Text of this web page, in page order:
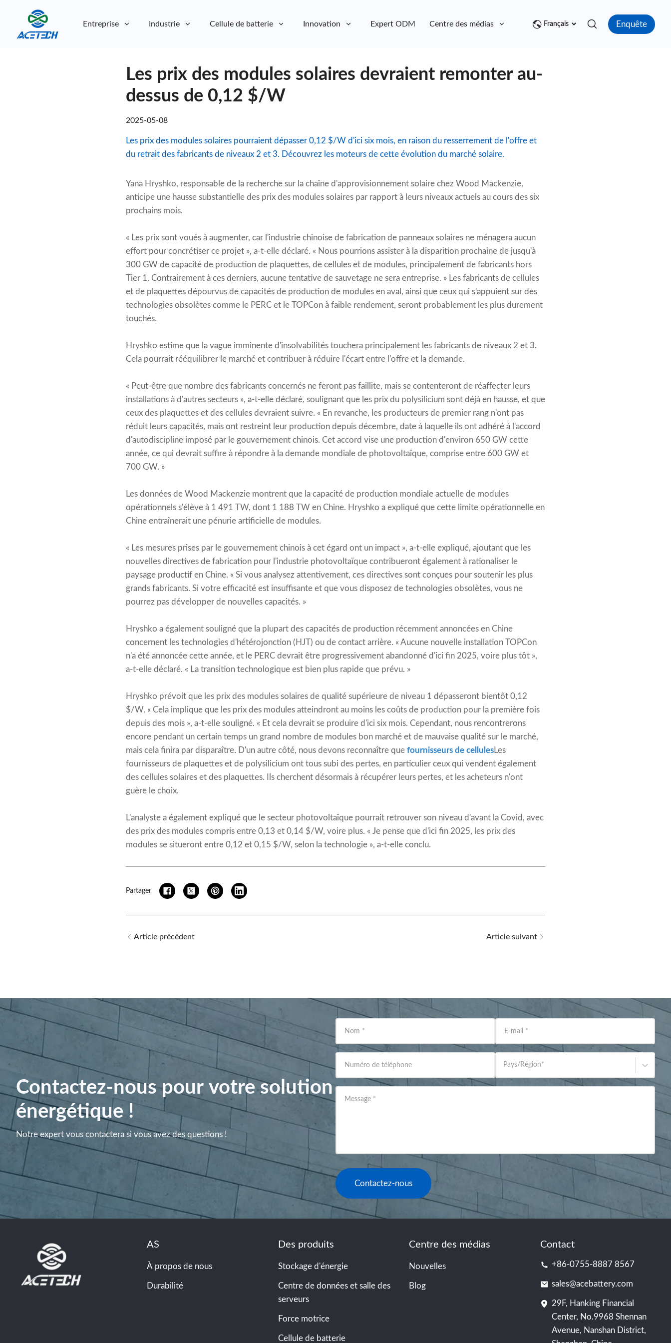
Entreprise Industrie Cellule de batterie Innovation Expert ODM Centre des médias ContactFrançais Enquête
Les prix des modules solaires devraient remonter au-
dessus de 0,12 $/W
2025-05-08
Les prix des modules solaires pourraient dépasser 0,12 $/W d'ici six mois, en raison du resserrement de l'offre et
du retrait des fabricants de niveaux 2 et 3. Découvrez les moteurs de cette évolution du marché solaire.
Yana Hryshko, responsable de la recherche sur la chaîne d'approvisionnement solaire chez Wood Mackenzie,
anticipe une hausse substantielle des prix des modules solaires par rapport à leurs niveaux actuels au cours des six
prochains mois.
« Les prix sont voués à augmenter, car l'industrie chinoise de fabrication de panneaux solaires ne ménagera aucun
effort pour concrétiser ce projet », a-t-elle déclaré. « Nous pourrions assister à la disparition prochaine de jusqu'à
300 GW de capacité de production de plaquettes, de cellules et de modules, principalement de fabricants hors
Tier 1. Contrairement à ces derniers, aucune tentative de sauvetage ne sera entreprise. » Les fabricants de cellules
et de plaquettes dépourvus de capacités de production de modules en aval, ainsi que ceux qui s'appuient sur des
technologies obsolètes comme le PERC et le TOPCon à faible rendement, seront probablement les plus durement
touchés.
Hryshko estime que la vague imminente d'insolvabilités touchera principalement les fabricants de niveaux 2 et 3.
Cela pourrait rééquilibrer le marché et contribuer à réduire l'écart entre l'offre et la demande.
« Peut-être que nombre des fabricants concernés ne feront pas faillite, mais se contenteront de réaffecter leurs
installations à d'autres secteurs », a-t-elle déclaré, soulignant que les prix du polysilicium sont déjà en hausse, et que
ceux des plaquettes et des cellules devraient suivre. « En revanche, les producteurs de premier rang n'ont pas
réduit leurs capacités, mais ont restreint leur production depuis décembre, date à laquelle ils ont adhéré à l'accord
d'autodiscipline imposé par le gouvernement chinois. Cet accord vise une production d'environ 650 GW cette
année, ce qui devrait suffire à répondre à la demande mondiale de photovoltaïque, comprise entre 600 GW et
700 GW. »
Les données de Wood Mackenzie montrent que la capacité de production mondiale actuelle de modules
opérationnels s'élève à 1 491 TW, dont 1 188 TW en Chine. Hryshko a expliqué que cette limite opérationnelle en
Chine entraînerait une pénurie artificielle de modules.
« Les mesures prises par le gouvernement chinois à cet égard ont un impact », a-t-elle expliqué, ajoutant que les
nouvelles directives de fabrication pour l'industrie photovoltaïque contribueront également à rationaliser le
paysage productif en Chine. « Si vous analysez attentivement, ces directives sont conçues pour soutenir les plus
grands fabricants. Si votre efficacité est insuffisante et que vous disposez de technologies obsolètes, vous ne
pourrez pas développer de nouvelles capacités. »
Hryshko a également souligné que la plupart des capacités de production récemment annoncées en Chine
concernent les technologies d'hétérojonction (HJT) ou de contact arrière. « Aucune nouvelle installation TOPCon
n'a été annoncée cette année, et le PERC devrait être progressivement abandonné d'ici fin 2025, voire plus tôt »,
a-t-elle déclaré. « La transition technologique est bien plus rapide que prévu. »
Hryshko prévoit que les prix des modules solaires de qualité supérieure de niveau 1 dépasseront bientôt 0,12
$/W. « Cela implique que les prix des modules atteindront au moins les coûts de production pour la première fois
depuis des mois », a-t-elle souligné. « Et cela devrait se produire d'ici six mois. Cependant, nous rencontrerons
encore pendant un certain temps un grand nombre de modules bon marché et de mauvaise qualité sur le marché,
mais cela finira par disparaître. D'un autre côté, nous devons reconnaître que fournisseurs de cellulesLes
fournisseurs de plaquettes et de polysilicium ont tous subi des pertes, en particulier ceux qui vendent également
des cellules solaires et des plaquettes. Ils cherchent désormais à récupérer leurs pertes, et les acheteurs n'ont
guère le choix.
L'analyste a également expliqué que le secteur photovoltaïque pourrait retrouver son niveau d'avant la Covid, avec
des prix des modules compris entre 0,13 et 0,14 $/W, voire plus. « Je pense que d'ici fin 2025, les prix des
modules se situeront entre 0,12 et 0,15 $/W, selon la technologie », a-t-elle conclu.
Partager
Article précédent Article suivant
Contactez-nous pour votre solution
énergétique !
Notre expert vous contactera si vous avez des questions !
Nom * E-mail *
Numéro de téléphone Pays/Région*
Message *
Contactez-nous
AS
À propos de nous
Durabilité
Des produits
Stockage d'énergie
Centre de données et salle des
serveurs
Force motrice
Cellule de batterie
Centre des médias
Nouvelles
Blog
Contact
+86-0755-8887 8567
sales@acebattery.com
29F, Hanking Financial
Center, No.9968 Shennan
Avenue, Nanshan District,